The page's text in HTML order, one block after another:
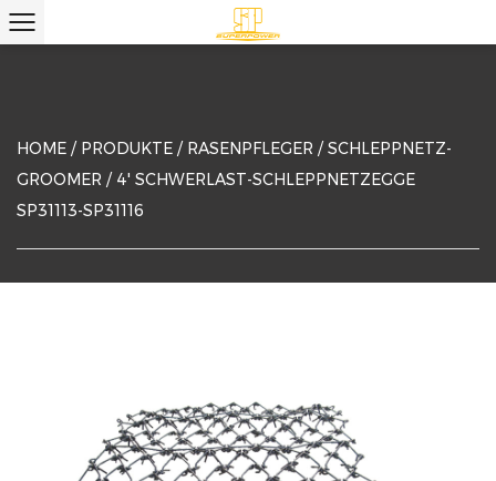
HOME / PRODUKTE / RASENPFLEGER /SCHLEPPNETZ-
GROOMER / 4' SCHWERLAST-SCHLEPPNETZEGGE
SP31113-SP31116